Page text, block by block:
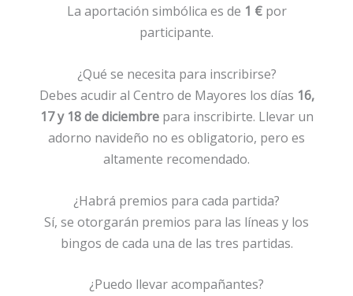
La aportación simbólica es de 1 €por
participante.
¿Qué se necesita para inscribirse?
Debes acudir al Centro de Mayores los días 16,
17 y 18 de diciembrepara inscribirte. Llevar un
adorno navideño no es obligatorio, pero es
altamente recomendado.
¿Habrá premios para cada partida?
Sí, se otorgarán premios para las líneas y los
bingos de cada una de las tres partidas.
¿Puedo llevar acompañantes?